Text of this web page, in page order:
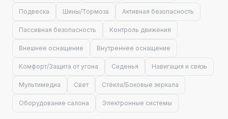
Подвеска Шины/Тормоза Активная безопасность
Пассивная безопасность Контроль движения
Внешнее оснащение Внутреннее оснащение
Комфорт/Защита от угона Сиденья Навигация и связь
Мультимедиа Свет Стёкла/Боковые зеркала
Оборудование салона Электронные системы